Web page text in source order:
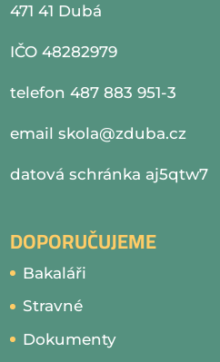
471 41 Dubá
IČO 48282979
telefon 487 883 951-3
emailskola@zduba.cz
datová schránka aj5qtw7
DOPORUČUJEME
Bakaláři
Stravné
Dokumenty